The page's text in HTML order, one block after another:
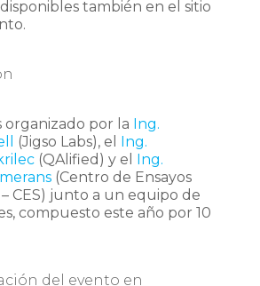
también en el sitio
organizado por la Ing.
(Jigso Labs), el
Ing.
(QAlified) y el
Ing.
(Centro de Ensayos
CES) junto a un equipo de
compuesto este año por 10
del evento en